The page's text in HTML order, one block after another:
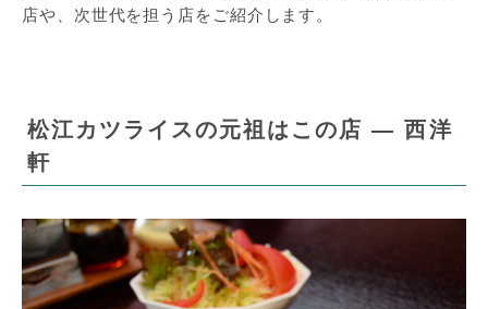
店や、次世代を担う店をご紹介します。
松江カツライスの元祖はこの店 ― 西洋
軒